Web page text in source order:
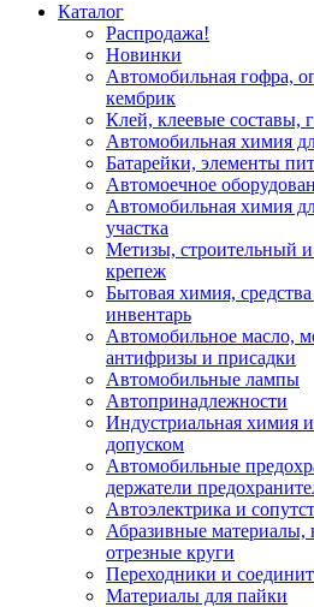
Каталог
Распродажа!
Новинки
Автомобильная гофра,
кембрик
Клей, клеевые составы,
Автомобильная химия
Батарейки, элементы
Автомоечное
Автомобильная химия
участка
Метизы, строительный
крепеж
Бытовая химия,
инвентарь
Автомобильное масло,
антифризы и присадки
Автомобильные лампы
Автопринадлежности
Индустриальная химия
допуском
Автомобильные
держатели
Автоэлектрика и
Абразивные материалы,
отрезные круги
Переходники и
Материалы для пайки